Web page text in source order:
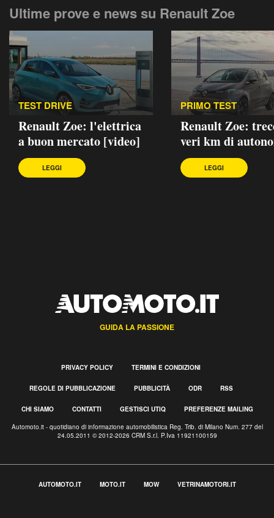
Ultime prove e news su Renault Zoe
TEST DRIVE
Renault Zoe: l'elettrica
a buon mercato [video]
LEGGI
PRIMO TEST
Renault Zoe:
veri km di
LEGGI
GUIDA LA PASSIONE
PRIVACY POLICY TERMINI E CONDIZIONI
REGOLE DI PUBBLICAZIONE PUBBLICITÀ ODR RSS
CHI SIAMO CONTATTI GESTISCI UTIQ PREFERENZE MAILING
Automoto.it - quotidiano di informazione automobilistica Reg. Trib. di Milano Num. 277 del
24.05.2011 © 2012-2026 CRM S.r.l. P.Iva 11921100159
AUTOMOTO.IT MOTO.IT MOW VETRINAMOTORI.IT